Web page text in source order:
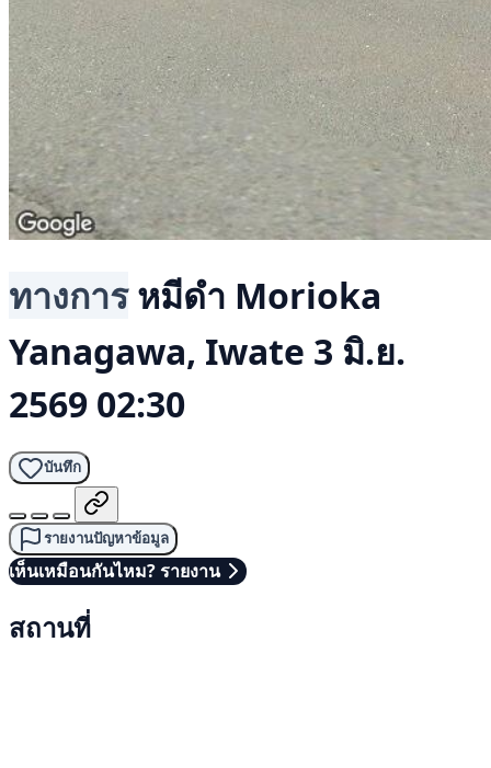
ทางการ หมีดำ Morioka
Yanagawa, Iwate 3 มิ.ย.
2569 02:30
บันทึก
รายงานปัญหาข้อมูล
เห็นเหมือนกันไหม? รายงาน
สถานที่